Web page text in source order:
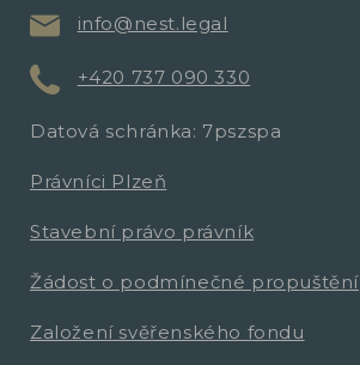
info@nest.legal
+420 737 090 330
Datová schránka: 7pszspa
Právníci Plzeň
Stavební právo právník
Žádost o podmínečné propuštění
Založení svěřenského fondu